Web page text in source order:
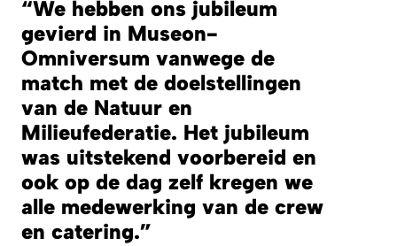
We hebben ons jubileum
gevierd in Museon-
Omniversum vanwege de
match met de doelstellingen
van de Natuur en
Milieufederatie. Het jubileum
was uitstekend voorbereid en
ook op de dag zelf kregen we
alle medewerking van de crew
en catering.